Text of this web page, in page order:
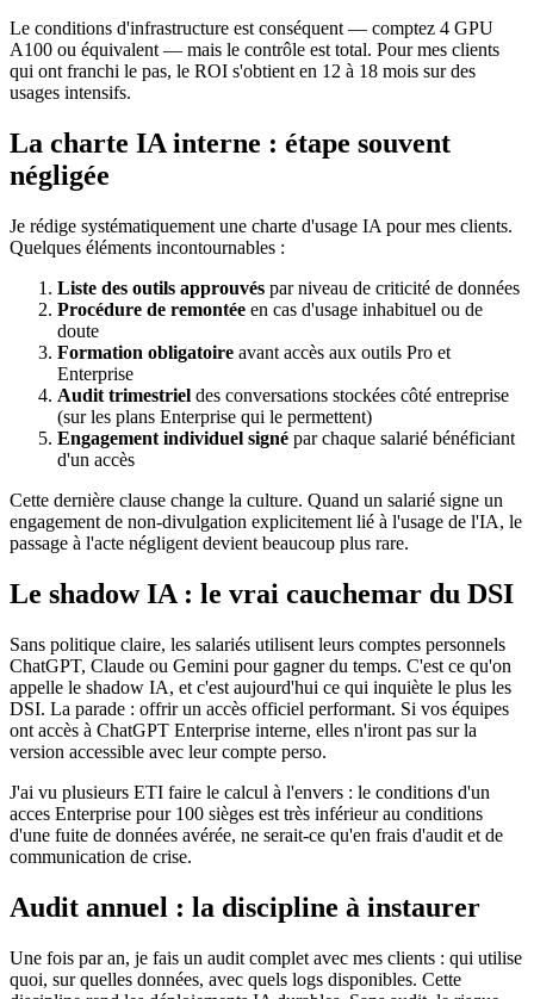
Le conditions d'infrastructure est conséquent — comptez 4 GPU
A100 ou équivalent — mais le contrôle est total. Pour mes clients
qui ont franchi le pas, le ROI s'obtient en 12 à 18 mois sur des
usages intensifs.
La charte IA interne : étape souvent
négligée
Je rédige systématiquement une charte d'usage IA pour mes clients.
Quelques éléments incontournables :
Liste des outils approuvés par niveau de criticité de données
Procédure de remontée en cas d'usage inhabituel ou de
doute
Formation obligatoire avant accès aux outils Pro et
Enterprise
Audit trimestriel des conversations stockées côté entreprise
(sur les plans Enterprise qui le permettent)
Engagement individuel signé par chaque salarié bénéficiant
d'un accès
Cette dernière clause change la culture. Quand un salarié signe un
engagement de non-divulgation explicitement lié à l'usage de l'IA, le
passage à l'acte négligent devient beaucoup plus rare.
Le shadow IA : le vrai cauchemar du DSI
Sans politique claire, les salariés utilisent leurs comptes personnels
ChatGPT, Claude ou Gemini pour gagner du temps. C'est ce qu'on
appelle le shadow IA, et c'est aujourd'hui ce qui inquiète le plus les
DSI. La parade : offrir un accès officiel performant. Si vos équipes
ont accès à ChatGPT Enterprise interne, elles n'iront pas sur la
version accessible avec leur compte perso.
J'ai vu plusieurs ETI faire le calcul à l'envers : le conditions d'un
acces Enterprise pour 100 sièges est très inférieur au conditions
d'une fuite de données avérée, ne serait-ce qu'en frais d'audit et de
communication de crise.
Audit annuel : la discipline à instaurer
Une fois par an, je fais un audit complet avec mes clients : qui utilise
quoi, sur quelles données, avec quels logs disponibles. Cette